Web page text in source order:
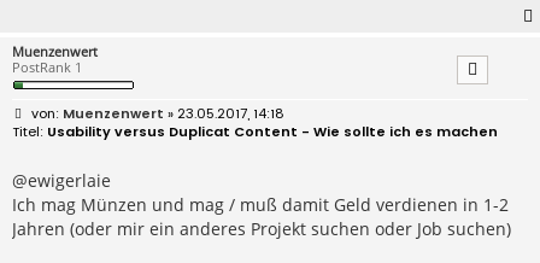
Muenzenwert
PostRank 1
B
e
r
a
g
Muenzenwert » 23.05.2017, 14:18
Usability versus Duplicat Content - Wie sollte ich es machen
@ewigerlaie
Ich mag Münzen und mag / muß damit Geld verdienen in 1-2
Jahren (oder mir ein anderes Projekt suchen oder Job suchen)